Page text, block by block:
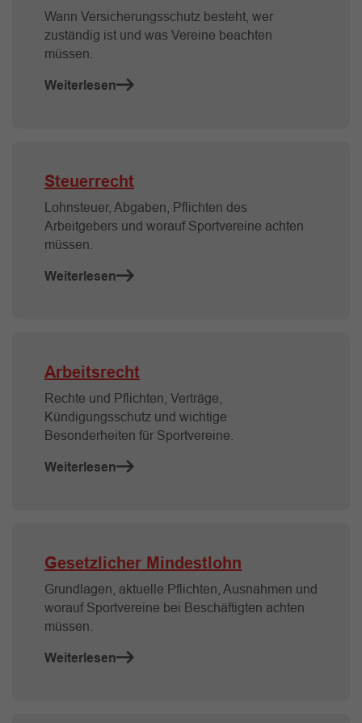
Wann Versicherungsschutz besteht, wer
zuständig ist und was Vereine beachten
müssen.
Weiterlesen
Steuerrecht
Lohnsteuer, Abgaben, Pflichten des
Arbeitgebers und worauf Sportvereine achten
müssen.
Weiterlesen
Arbeitsrecht
Rechte und Pflichten, Verträge,
Kündigungsschutz und wichtige
Besonderheiten für Sportvereine.
Weiterlesen
Gesetzlicher Mindestlohn
Grundlagen, aktuelle Pflichten, Ausnahmen und
worauf Sportvereine bei Beschäftigten achten
müssen.
Weiterlesen